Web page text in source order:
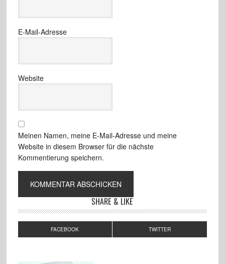
E-Mail-Adresse
Website
Meinen Namen, meine E-Mail-Adresse und meine
Website in diesem Browser für die nächste
Kommentierung speichern.
SHARE & LIKE
FACEBOOK TWITTER